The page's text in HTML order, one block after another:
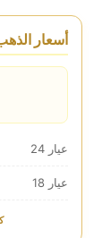
أسعار
عيار 24
عيار 18